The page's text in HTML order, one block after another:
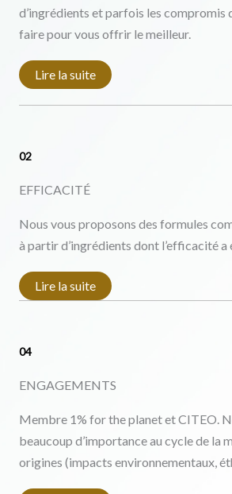
d’ingrédients et parfois les compromis
faire pour vous offrir le meilleur.
Lire la suite
02
EFFICACITÉ
Nous vous proposons des formules
à partir d’ingrédients dont l’efficacité a
Lire la suite
04
ENGAGEMENTS
Membre 1% for the planet et CITEO.
beaucoup d’importance au cycle de la
origines (impacts environnementaux,